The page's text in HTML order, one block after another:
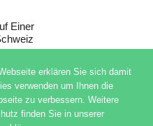
Einer
erklären Sie sich damit
verwenden um Ihnen die
zu verbessern. Weitere
finden Sie in unserer